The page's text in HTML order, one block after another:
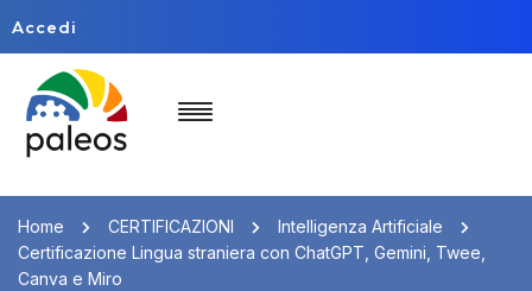
Accedi
Home CERTIFICAZIONI
Intelligenza Artificiale
Certificazione Lingua straniera con ChatGPT, Gemini, Twee,
Canva e Miro